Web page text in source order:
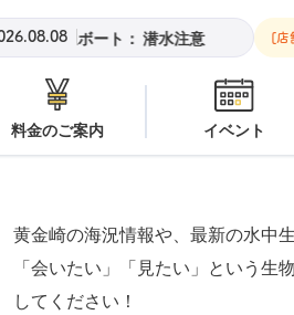
潜水注意 黄金崎ビーチ： オープン
[店
料金のご案内 イベント
黄金崎の海況情報や、最新の水中
「会いたい」「見たい」という生
してください！